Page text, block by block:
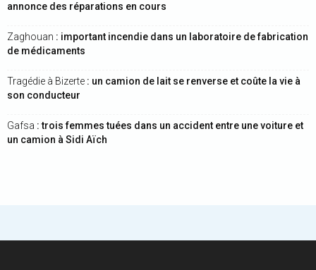
annonce des réparations en cours
Zaghouan : important incendie dans un laboratoire de fabrication
de médicaments
Tragédie à Bizerte : un camion de lait se renverse et coûte la vie à
son conducteur
Gafsa : trois femmes tuées dans un accident entre une voiture et
un camion à Sidi Aïch